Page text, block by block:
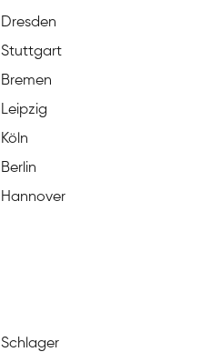
Dresden
Stuttgart
Bremen
Leipzig
Köln
Berlin
Hannover
Schlager